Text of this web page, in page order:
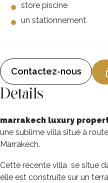
store piscine
un stationnement
Contactez-nous
Details
marrakech luxury
une sublime villa situé à
Marrakech.
Cette récente villa se situe
elle est construite sur un